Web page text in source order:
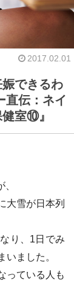
2017.02.01
できるわ
直伝：ネイ
室⑩』
大雪が日本列
り、1日でみ
いました。
っている人も